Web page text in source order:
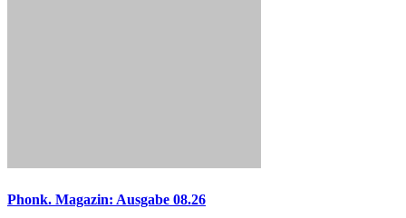
Phonk. Magazin: Ausgabe 08.26